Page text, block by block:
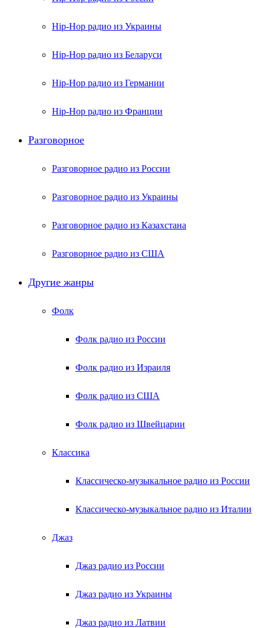
Hip-Hop радио из Украины
Hip-Hop радио из Беларуси
Hip-Hop радио из Германии
Hip-Hop радио из Франции
Разговорное
Разговорное радио из России
Разговорное радио из Украины
Разговорное радио из Казахстана
Разговорное радио из США
Другие жанры
Фолк
Фолк радио из России
Фолк радио из Израиля
Фолк радио из США
Фолк радио из Швейцарии
Классика
Классическо-музыкальное радио из России
Классическо-музыкальное радио из Италии
Джаз
Джаз радио из России
Джаз радио из Украины
Джаз радио из Латвии